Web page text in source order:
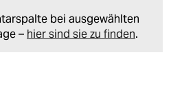
bei ausgewählten
– hier sind sie zu finden.